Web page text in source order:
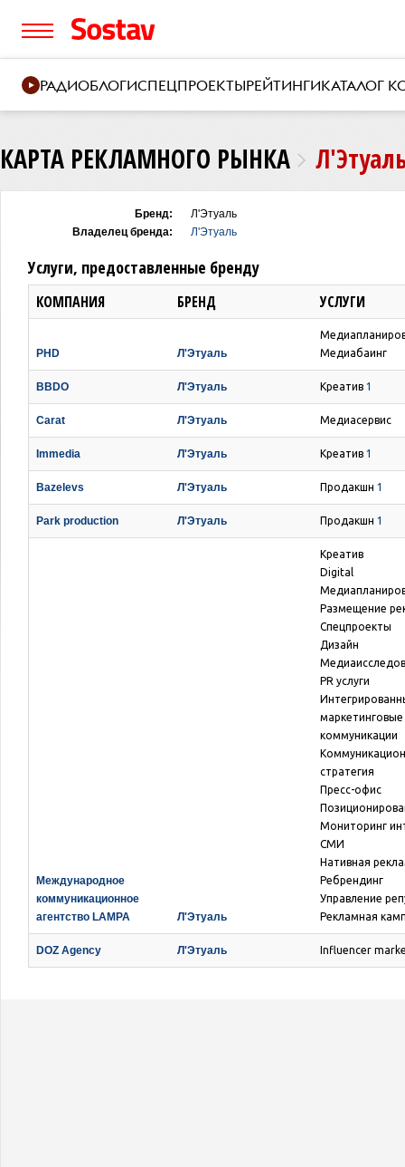
РАДИОБЛОГИСПЕЦПРОЕКТЫРЕЙТИНГИКАТАЛОГ
КАРТА РЕКЛАМНОГО РЫНКА
Бренд:
Л'Этуаль
Владелец бренда:
Л'Этуаль
Услуги, предоставленные бренду
КОМПАНИЯ БРЕНД УСЛУГИ
PHD Л'Этуаль
Медиабаинг
BBDO Л'Этуаль Креатив 1
Carat Л'Этуаль Медиасервис
Immedia Л'Этуаль Креатив 1
Bazelevs Л'Этуаль Продакшн 1
Park production Л'Этуаль Продакшн 1
Международное
коммуникационное
агентство LAMPA
Л'Этуаль
Креатив
Digital
Размещение
Спецпроекты
Дизайн
PR услуги
маркетинговые
коммуникации
стратегия
Пресс-офис
Мониторинг
СМИ
Нативная
Ребрендинг
Управление
Рекламная
DOZ Agency Л'Этуаль Influencer